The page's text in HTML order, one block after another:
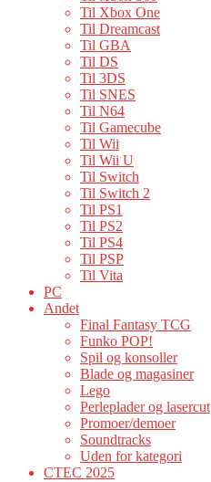
Til Xbox One
Til Dreamcast
Til GBA
Til DS
Til 3DS
Til SNES
Til N64
Til Gamecube
Til Wii
Til Wii U
Til Switch
Til Switch 2
Til PS1
Til PS2
Til PS4
Til PSP
Til Vita
PC
Andet
Final Fantasy TCG
Funko POP!
Spil og konsoller
Blade og magasiner
Lego
Perleplader og lasercut
Promoer/demoer
Soundtracks
Uden for kategori
CTEC 2025